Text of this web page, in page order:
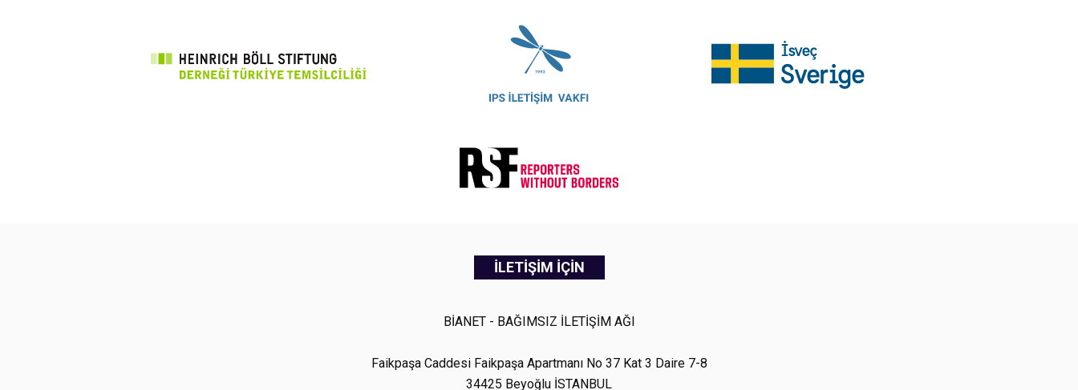
İLETİŞİM İÇİN
BİANET - BAĞIMSIZ İLETİŞİM AĞI
Faikpaşa Caddesi Faikpaşa Apartmanı No 37 Kat 3 Daire 7-8
34425 Beyoğlu İSTANBUL